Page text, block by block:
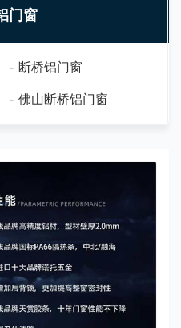
门窗
- 断桥铝门窗
- 佛山断桥铝门窗